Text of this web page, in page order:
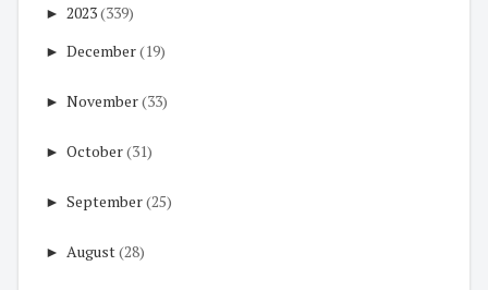
► 2023(339)
► December(19)
► November(33)
► October(31)
► September(25)
► August(28)